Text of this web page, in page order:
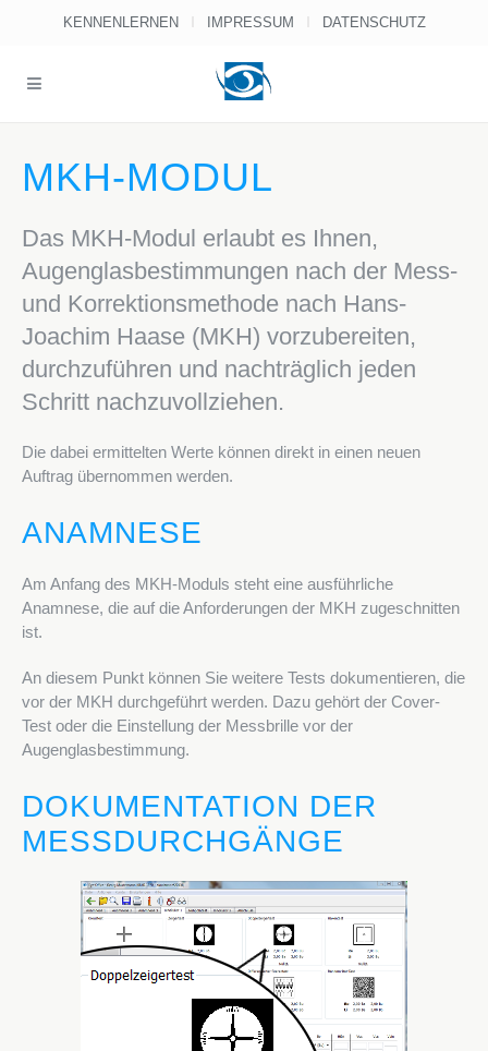
KENNENLERNEN IMPRESSUM DATENSCHUTZ
MKH-MODUL
Das MKH-Modul erlaubt es Ihnen,
Augenglasbestimmungen nach der Mess-
und Korrektionsmethode nach Hans-
Joachim Haase (MKH) vorzubereiten,
durchzuführen und nachträglich jeden
Schritt nachzuvollziehen.
Die dabei ermittelten Werte können direkt in einen neuen
Auftrag übernommen werden.
ANAMNESE
Am Anfang des MKH-Moduls steht eine ausführliche
Anamnese, die auf die Anforderungen der MKH zugeschnitten
ist.
An diesem Punkt können Sie weitere Tests dokumentieren, die
vor der MKH durchgeführt werden. Dazu gehört der Cover-
Test oder die Einstellung der Messbrille vor der
Augenglasbestimmung.
DOKUMENTATION DER
MESSDURCHGÄNGE